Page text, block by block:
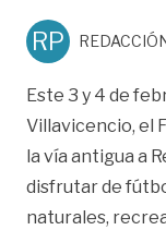
RP
Este 3 y 4 de
Villavicencio, el
la vía antigua a
disfrutar de
naturales,